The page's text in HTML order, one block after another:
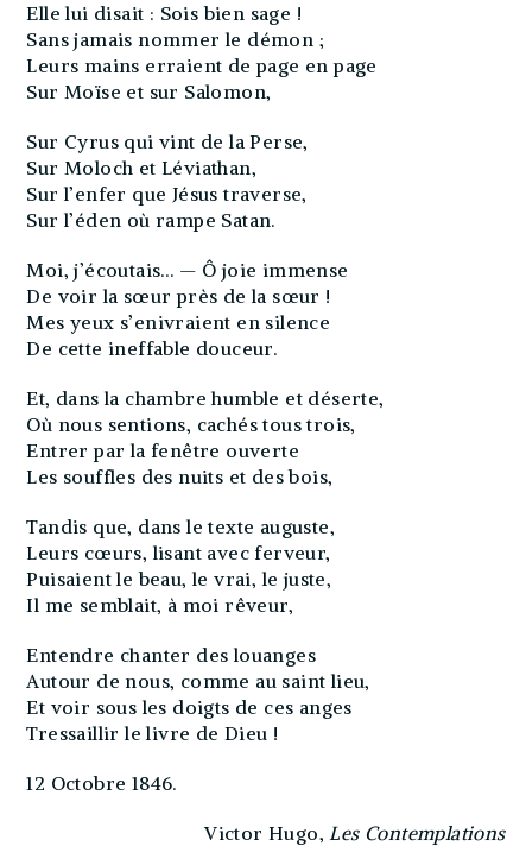
Elle lui disait : Sois bien sage !
Sans jamais nommer le démon ;
Leurs mains erraient de page en page
Sur Moïse et sur Salomon,
Sur Cyrus qui vint de la Perse,
Sur Moloch et Léviathan,
Sur l’enfer que Jésus traverse,
Sur l’éden où rampe Satan.
Moi, j’écoutais… — Ô joie immense
De voir la sœur près de la sœur !
Mes yeux s’enivraient en silence
De cette ineffable douceur.
Et, dans la chambre humble et déserte,
Où nous sentions, cachés tous trois,
Entrer par la fenêtre ouverte
Les souffles des nuits et des bois,
Tandis que, dans le texte auguste,
Leurs cœurs, lisant avec ferveur,
Puisaient le beau, le vrai, le juste,
Il me semblait, à moi rêveur,
Entendre chanter des louanges
Autour de nous, comme au saint lieu,
Et voir sous les doigts de ces anges
Tressaillir le livre de Dieu !
12 Octobre 1846.
Victor Hugo,Les Contemplations